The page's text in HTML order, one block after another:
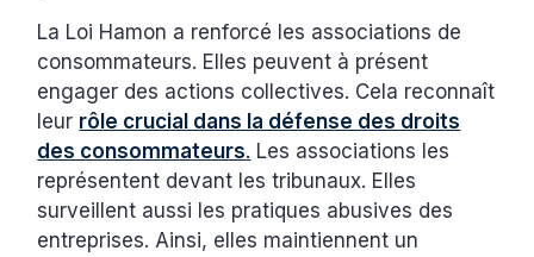
La Loi Hamon a renforcé les associations de
consommateurs. Elles peuvent à présent
engager des actions collectives. Cela reconnaît
leur rôle crucial dans la défense des droits
des consommateurs. Les associations les
représentent devant les tribunaux. Elles
surveillent aussi les pratiques abusives des
entreprises. Ainsi, elles maintiennent un